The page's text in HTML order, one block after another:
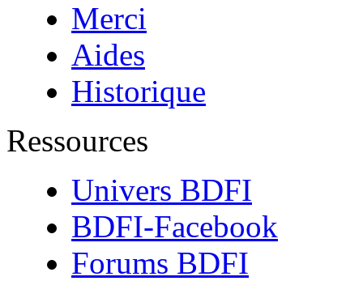
Merci
Aides
Historique
Ressources
Univers BDFI
BDFI-Facebook
Forums BDFI